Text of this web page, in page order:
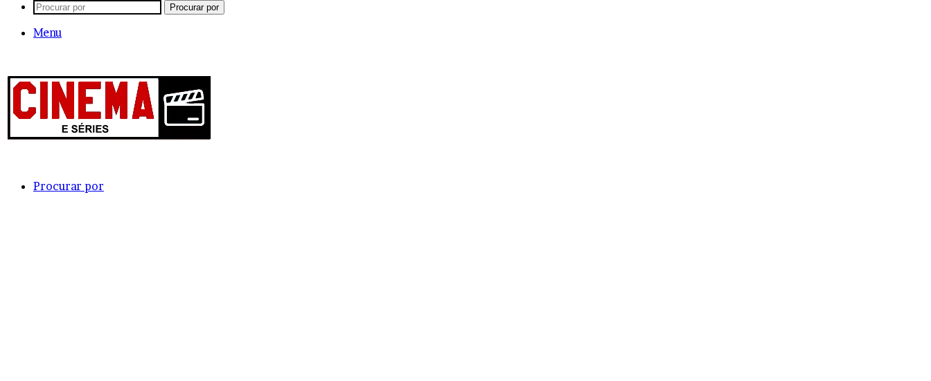
Procurar por
Menu
Procurar por